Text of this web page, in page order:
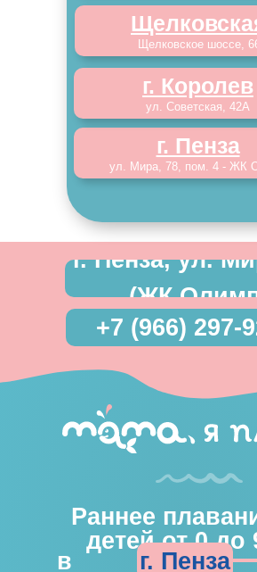
Щелковское шоссе,
г. Пенза
ул. Мира, 78, пом. 4 - ЖК
г. Королев
ул. Советская, 42А
Раннее
детей от 0 до
г. Пенза, ул.
(ЖК
+7 (966) 297-
в
г. Пенза